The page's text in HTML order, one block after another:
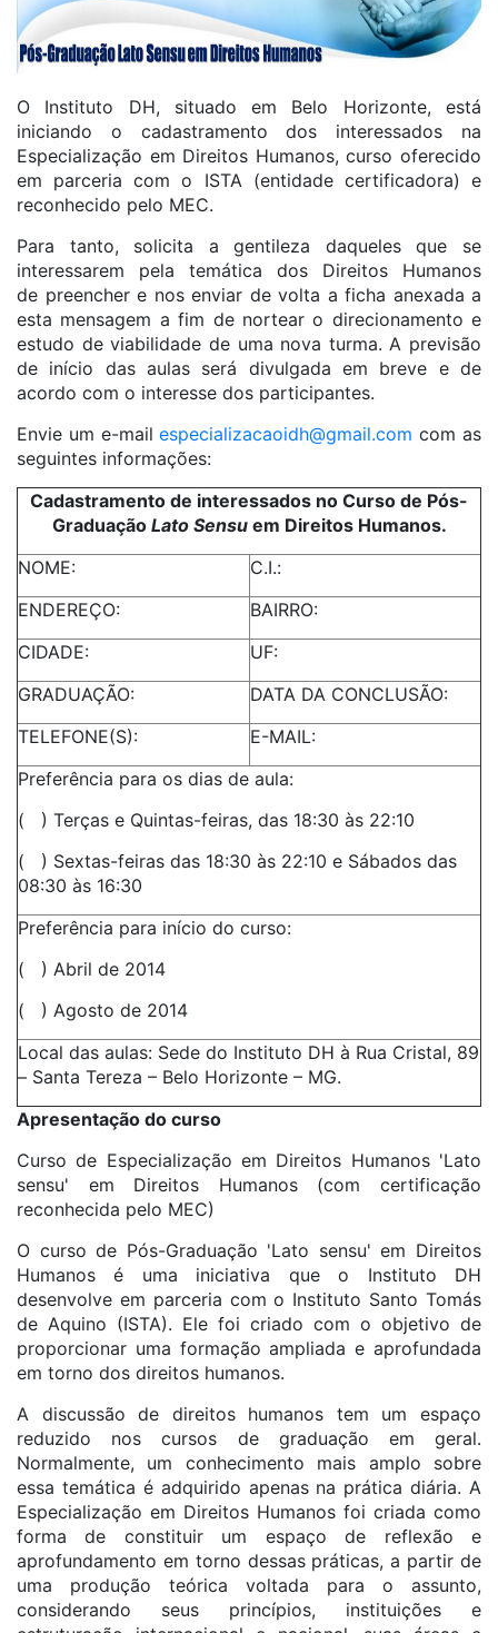
O Instituto DH, situado em Belo Horizonte, está
iniciando o cadastramento dos interessados na
Especialização em Direitos Humanos, curso oferecido
em parceria com o ISTA (entidade certificadora) e
reconhecido pelo MEC.
Para tanto, solicita a gentileza daqueles que se
interessarem pela temática dos Direitos Humanos
de preencher e nos enviar de volta a ficha anexada a
esta mensagem a fim de nortear o direcionamento e
estudo de viabilidade de uma nova turma. A previsão
de início das aulas será divulgada em breve e de
acordo com o interesse dos participantes.
Envie um e-mailespecializacaoidh@gmail.com com as
seguintes informações:
Cadastramento de interessados no Curso de Pós-
Graduação Lato Sensuem Direitos Humanos.
NOME:
C.I.:
ENDEREÇO:
BAIRRO:
CIDADE:
UF:
GRADUAÇÃO:
DATA DA CONCLUSÃO:
TELEFONE(S):
E-MAIL:
Preferência para os dias de aula:
( ) Terças e Quintas-feiras, das 18:30 às 22:10
( ) Sextas-feiras das 18:30 às 22:10 e Sábados das
08:30 às 16:30
Preferência para início do curso:
( ) Abril de 2014
( ) Agosto de 2014
Local das aulas: Sede do Instituto DH à Rua Cristal, 89
– Santa Tereza – Belo Horizonte – MG.
Apresentação do curso
Curso de Especialização em Direitos Humanos 'Lato
sensu' em Direitos Humanos (com certificação
reconhecida pelo MEC)
O curso de Pós-Graduação 'Lato sensu' em Direitos
Humanos é uma iniciativa que o Instituto DH
desenvolve em parceria com o Instituto Santo Tomás
de Aquino (ISTA). Ele foi criado com o objetivo de
proporcionar uma formação ampliada e aprofundada
em torno dos direitos humanos.
A discussão de direitos humanos tem um espaço
reduzido nos cursos de graduação em geral.
Normalmente, um conhecimento mais amplo sobre
essa temática é adquirido apenas na prática diária. A
Especialização em Direitos Humanos foi criada como
forma de constituir um espaço de reflexão e
aprofundamento em torno dessas práticas, a partir de
uma produção teórica voltada para o assunto,
considerando seus princípios, instituições e